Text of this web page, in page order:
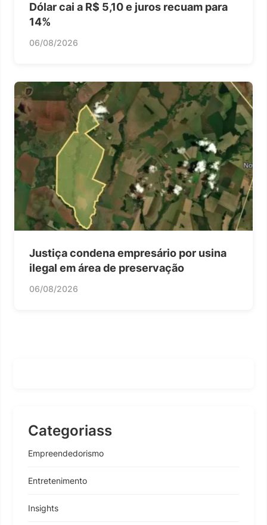
Dólar cai a R$ 5,10 e juros recuam para
14%
06/08/2026
Justiça condena empresário por usina
ilegal em área de preservação
06/08/2026
Categoriass
Empreendedorismo
Entretenimento
Insights